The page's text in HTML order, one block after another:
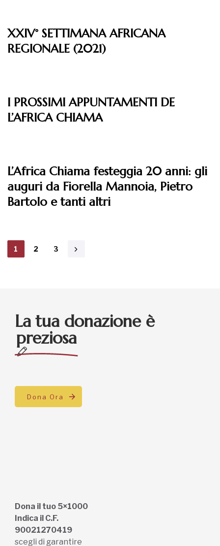
XXIV° SETTIMANA AFRICANA
REGIONALE (2021)
I PROSSIMI APPUNTAMENTI DE
L’AFRICA CHIAMA
L’Africa Chiama festeggia 20 anni: gli
auguri da Fiorella Mannoia, Pietro
Bartolo e tanti altri
1 2 3
La tua donazione è
preziosa
Dona Ora
Dona il tuo 5×1000
Indica il C.F.
90021270419
scegli di garantire